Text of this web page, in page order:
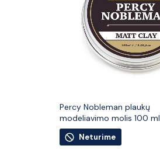
Percy Nobleman plaukų
modeliavimo molis 100 ml
Neturime